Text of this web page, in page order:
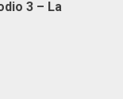
3 – La